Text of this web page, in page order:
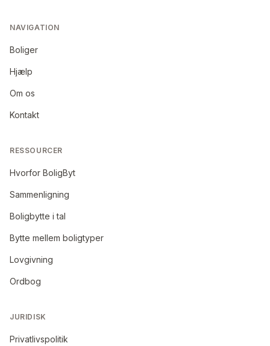
NAVIGATION
Boliger
Hjælp
Om os
Kontakt
RESSOURCER
Hvorfor BoligByt
Sammenligning
Boligbytte i tal
Bytte mellem boligtyper
Lovgivning
Ordbog
JURIDISK
Privatlivspolitik